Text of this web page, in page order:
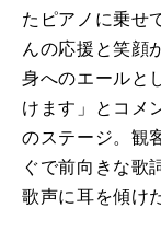
たピアノに乗せ
んの応援と笑顔
身へのエールと
けます」とコメ
のステージ。観
ぐで前向きな歌
歌声に耳を傾け